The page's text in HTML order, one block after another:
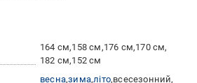
164 см 158 см 176 см 170 см
182 см 152 см
весна зима літо всесезонний